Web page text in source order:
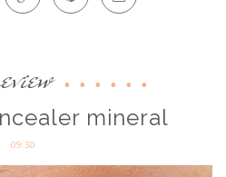
mineral
09:30